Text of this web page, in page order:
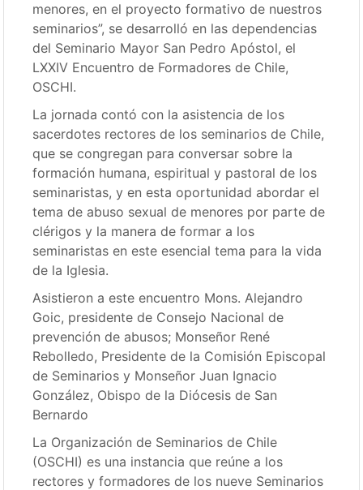
menores, en el proyecto formativo de nuestros
seminarios”, se desarrolló en las dependencias
del Seminario Mayor San Pedro Apóstol, el
LXXIV Encuentro de Formadores de Chile,
OSCHI.
La jornada contó con la asistencia de los
sacerdotes rectores de los seminarios de Chile,
que se congregan para conversar sobre la
formación humana, espiritual y pastoral de los
seminaristas, y en esta oportunidad abordar el
tema de abuso sexual de menores por parte de
clérigos y la manera de formar a los
seminaristas en este esencial tema para la vida
de la Iglesia.
Asistieron a este encuentro Mons. Alejandro
Goic, presidente de Consejo Nacional de
prevención de abusos; Monseñor René
Rebolledo, Presidente de la Comisión Episcopal
de Seminarios y Monseñor Juan Ignacio
González, Obispo de la Diócesis de San
Bernardo
La Organización de Seminarios de Chile
(OSCHI) es una instancia que reúne a los
rectores y formadores de los nueve Seminarios